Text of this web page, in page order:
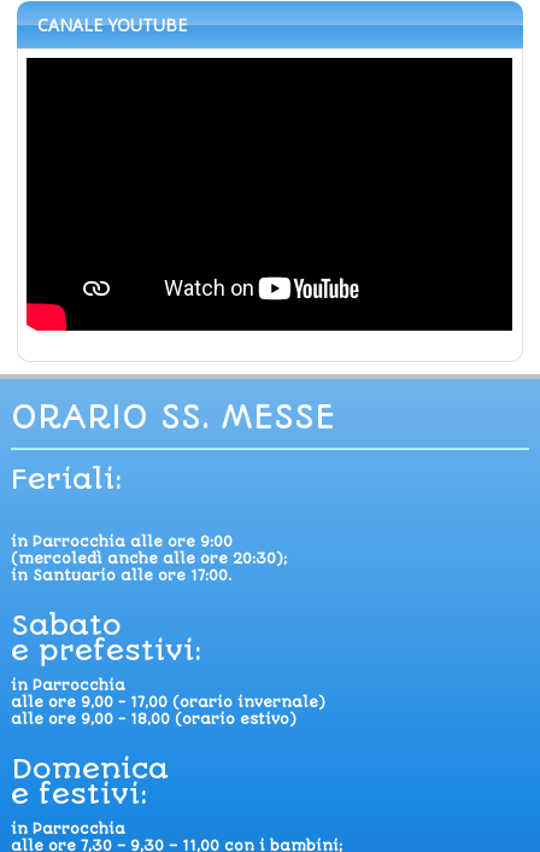
CANALE YOUTUBE
ORARIO SS. MESSE
Feriali:
in Parrocchia alle ore 9:00
(mercoledì anche alle ore 20:30);
in Santuario alle ore 17:00.
Sabato
e prefestivi:
in Parrocchia
alle ore 9,00 - 17,00 (orario invernale)
alle ore 9,00 - 18,00 (orario estivo)
Domenica
e festivi:
in Parrocchia
alle ore 7,30 – 9,30 – 11,00 con i bambini;